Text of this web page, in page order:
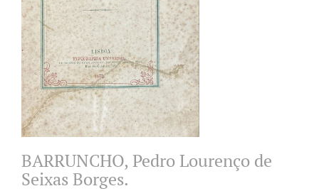
BARRUNCHO, Pedro Lourenço de
Seixas Borges.